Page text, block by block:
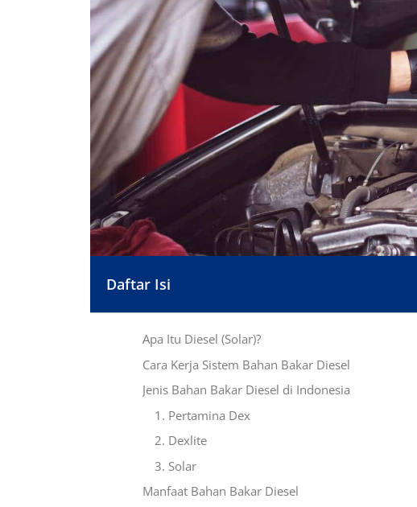
Daftar Isi
Apa Itu Diesel (Solar)?
Cara Kerja Sistem Bahan Bakar Diesel
Jenis Bahan Bakar Diesel di Indonesia
1. Pertamina Dex
2. Dexlite
3. Solar
Manfaat Bahan Bakar Diesel